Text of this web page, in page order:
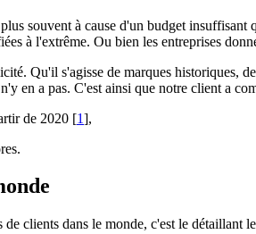
souvent à cause d'un budget
à l'extrême. Ou bien les entreprises
Qu'il s'agisse de marques historiques,
en a pas. C'est ainsi que notre client a
de 2020 [1],
clients dans le monde, c'est le détaillant